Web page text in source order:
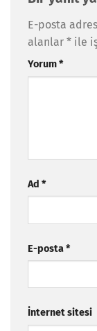
E-posta
alanlar * ile
Yorum*
Ad *
E-posta*
İnternet sitesi